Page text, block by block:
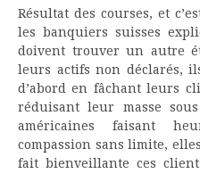
Résultat des courses, et
les banquiers suisses
doivent trouver un autre
leurs actifs non déclarés,
d’abord en fâchant leurs
réduisant leur masse
américaines faisant
compassion sans limite,
fait bienveillante ces